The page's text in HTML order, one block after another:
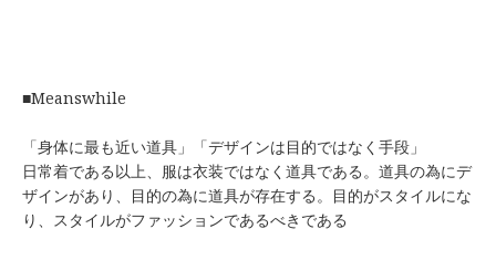
■Meanswhile
「身体に最も近い道具」「デザインは目的ではなく手段」
日常着である以上、服は衣装ではなく道具である。道具の為にデ
ザインがあり、目的の為に道具が存在する。目的がスタイルにな
り、スタイルがファッションであるべきである